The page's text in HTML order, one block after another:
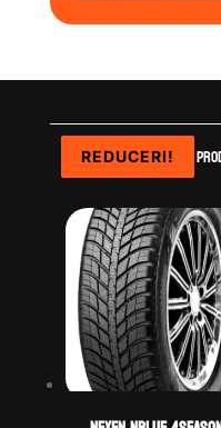
REDUCERI!
REDUCERI!
REDUCERI!
REDUCERI!